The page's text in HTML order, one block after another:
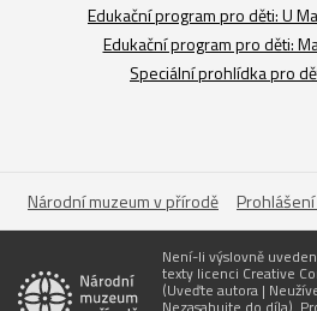
Edukační program pro děti: U
Edukační program pro děti:
Speciální prohlídka pro
Národní muzeum v přírodě
Není-li výslovně
texty licenci Creative
(Uveďte autora |